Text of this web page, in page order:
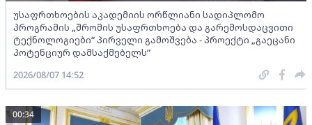
უსაფრთხოების აკადემიის ორწლიანი სადიპლომო
პროგრამის „შრომის უსაფრთხოება და გარემოსდაცვითი
ტექნოლოგიები“ პირველი გამოშვება - პროექტი „გაეცანი
პოტენციურ დამსაქმებელს“
2026/08/07 14:52
00:34